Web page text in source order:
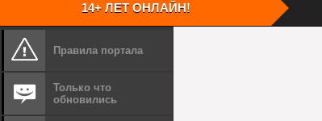
14+ ЛЕТ ОНЛАЙН!
Запустите скачанный файл игры
Укажите путь установки
Установите игру
Правила портала
Только что
обновились